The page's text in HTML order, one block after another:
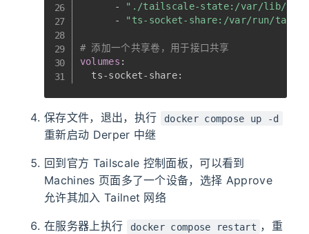
-
"./tailscale-state:/var/lib/
-
"ts-socket-share:/var/run/
# 添加一个共享卷，用于接口共享
volumes :
  ts
-socket- share:
保存文件，退出，执行 docker compose up -d
重新启动 Derper 中继
回到官方 Tailscale 控制面板，可以看到
Machines 页面多了一个设备，选择 Approve
允许其加入 Tailnet 网络
在服务器上执行 docker compose restart ，重